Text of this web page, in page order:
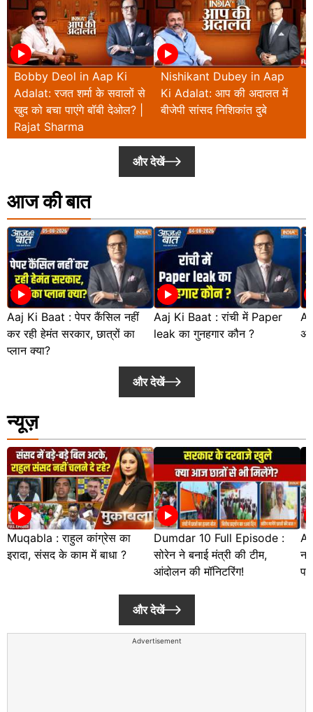
Bobby Deol in Aap Ki
Adalat: रजत शर्मा के सवालों से
खुद को बचा पाएंगे बॉबी देओल? |
Rajat Sharma
Nishikant Dubey in Aap
Ki Adalat: आप की अदालत में
बीजेपी सांसद निशिकांत दुबे
और देखें
आज की बात
Aaj Ki Baat : पेपर कैंसिल नहीं
कर रही हेमंत सरकार, छात्रों का
प्लान क्या?
Aaj Ki Baat : रांची में Paper
leak का गुनहगार कौन ?
और देखें
न्यूज़
Muqabla : राहुल कांग्रेस का
इरादा, संसद के काम में बाधा ?
Dumdar 10 Full Episode :
सोरेन ने बनाई मंत्री की टीम,
आंदोलन की मॉनिटरिंग!
और देखें
Advertisement